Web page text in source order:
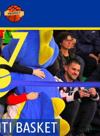
BASKET